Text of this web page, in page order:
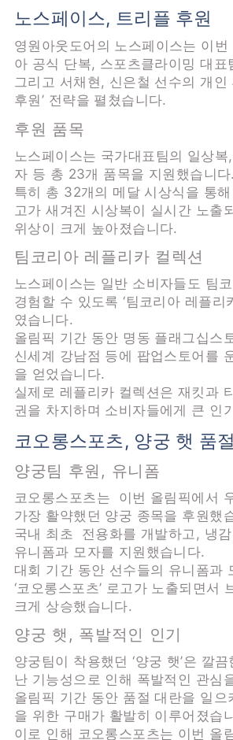
노스페이스, 트리플 후원
영원아웃도어의 노스페이스는 이번
아 공식 단복, 스포츠클라이밍 대표
그리고 서채현, 신은철 선수의 개인
후원’ 전략을 펼쳤습니다.
후원 품목
노스페이스는 국가대표팀의 일상
자 등 총 23개 품목을 지원했습니다.
특히 총 32개의 메달 시상식을 통해
고가 새겨진 시상복이 실시간 노출
위상이 크게 높아졌습니다.
팀코리아 레플리카 컬렉션
노스페이스는 일반 소비자들도 팀
경험할 수 있도록 ‘팀코리아 레플리
였습니다.
올림픽 기간 동안 명동 플래그십스
신세계 강남점 등에 팝업스토어를
을 얻었습니다.
실제로 레플리카 컬렉션은 재킷과
권을 차지하며 소비자들에게 큰 인
코오롱스포츠, 양궁 햇 품절
양궁팀 후원, 유니폼
코오롱스포츠는 이번 올림픽에서
가장 활약했던 양궁 종목을 후원했
국내 최초 전용화를 개발하고, 냉
유니폼과 모자를 지원했습니다.
대회 기간 동안 선수들의 유니폼과
‘코오롱스포츠’ 로고가 노출되면서
크게 상승했습니다.
양궁 햇, 폭발적인 인기
양궁팀이 착용했던 ‘양궁 햇’은 깔
난 기능성으로 인해 폭발적인 관심
올림픽 기간 동안 품절 대란을 일으
을 위한 구매가 활발히 이루어졌습
이로 인해 코오롱스포츠는 이번 올